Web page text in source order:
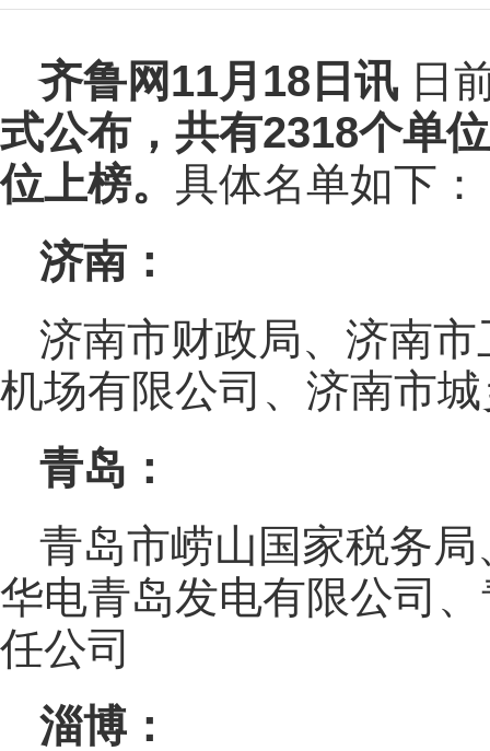
齐鲁网 11月18日讯 日
式公布，共有2318个单
位上榜。 具体名单如下：
济南：
济南市财政局、济南
机场有限公司、济南市
青岛：
青岛市崂山国家税务
华电青岛发电有限公司
任公司
淄博：